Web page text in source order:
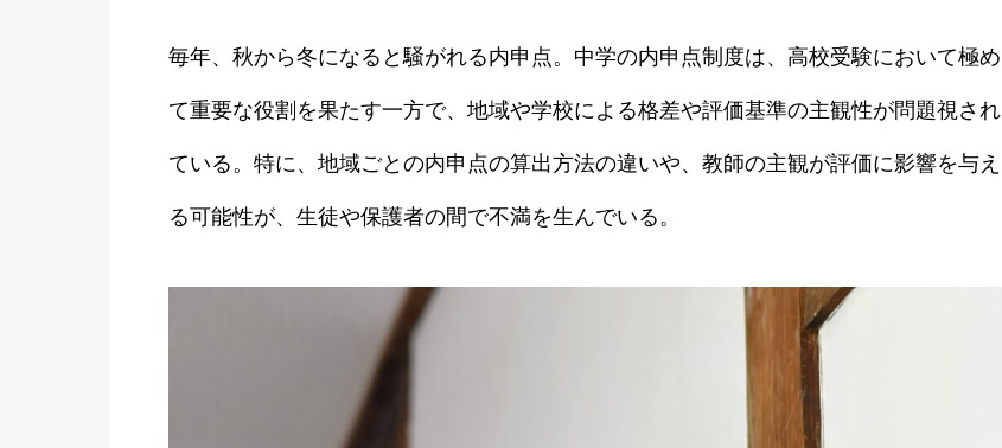
毎年、秋から冬になると騒がれる内申点。中学の内申点制度は、高校受験において極め
て重要な役割を果たす一方で、地域や学校による格差や評価基準の主観性が問題視され
ている。特に、地域ごとの内申点の算出方法の違いや、教師の主観が評価に影響を与え
る可能性が、生徒や保護者の間で不満を生んでいる。